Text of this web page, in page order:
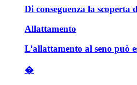
Di conseguenza la
Allattamento
L’allattamento al seno può
�